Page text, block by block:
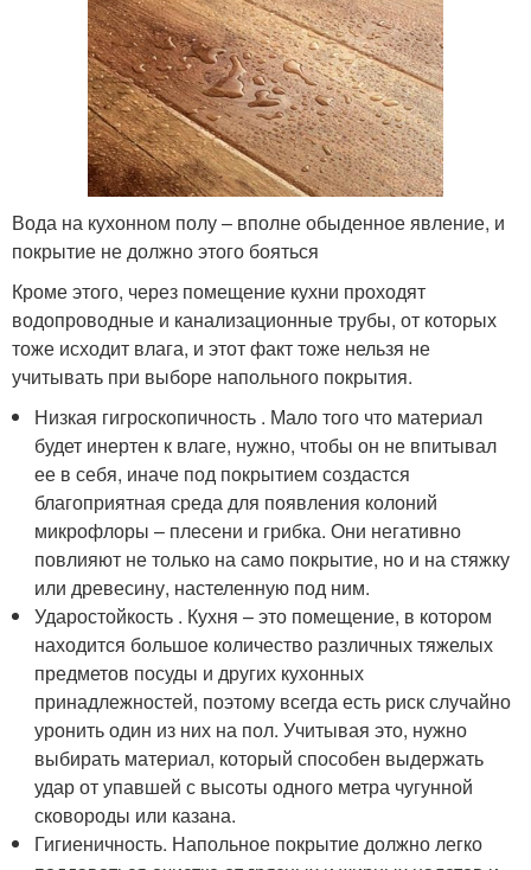
Вода на кухонном полу – вполне обыденное явление, и
покрытие не должно этого бояться
Кроме этого, через помещение кухни проходят
водопроводные и канализационные трубы, от которых
тоже исходит влага, и этот факт тоже нельзя не
учитывать при выборе напольного покрытия.
Низкая гигроскопичность . Мало того что материал
будет инертен к влаге, нужно, чтобы он не впитывал
ее в себя, иначе под покрытием создастся
благоприятная среда для появления колоний
микрофлоры – плесени и грибка. Они негативно
повлияют не только на само покрытие, но и на стяжку
или древесину, настеленную под ним.
Ударостойкость . Кухня – это помещение, в котором
находится большое количество различных тяжелых
предметов посуды и других кухонных
принадлежностей, поэтому всегда есть риск случайно
уронить один из них на пол. Учитывая это, нужно
выбирать материал, который способен выдержать
удар от упавшей с высоты одного метра чугунной
сковороды или казана.
Гигиеничность. Напольное покрытие должно легко